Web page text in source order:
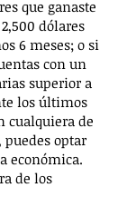
que ganaste
dólares
6 meses; o si
con un
superior a
los últimos
cualquiera de
optar
económica.
de los